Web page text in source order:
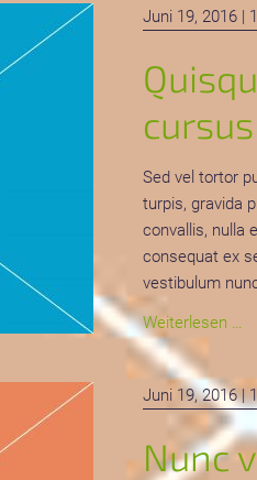
Juni 19, 2016 |
cursus
Sed vel tortor
turpis, gravida
convallis, nulla
consequat ex
vestibulum
Weiterlesen …
at
Juni 19, 2016 |
Nunc